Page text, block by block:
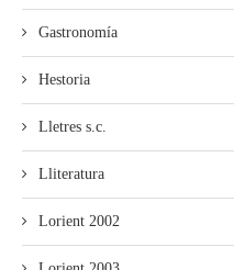
Gastronomía
Hestoria
Lletres s.c.
Lliteratura
Lorient 2002